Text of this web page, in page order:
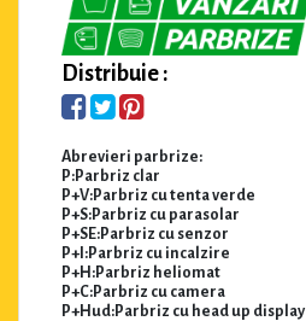
Distribuie :
Abrevieri parbrize:
P:Parbriz clar
P+V:Parbriz cu tenta verde
P+S:Parbriz cu parasolar
P+SE:Parbriz cu senzor
P+I:Parbriz cu incalzire
P+H:Parbriz heliomat
P+C:Parbriz cu camera
P+Hud:Parbriz cu head up display